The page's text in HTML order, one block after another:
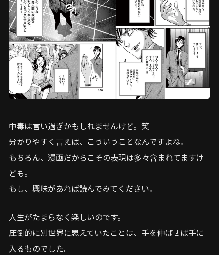
中毒は言い過ぎかもしれませんけど。笑
分かりやすく言えば、こういうことなんですよね。
もちろん、漫画だからこその表現は多々含まれてますけ
ども。
もし、興味があれば読んでみてください。
人生がたまらなく楽しいのです。
圧倒的に別世界に思えていたことは、手を伸ばせば手に
入るものでした。